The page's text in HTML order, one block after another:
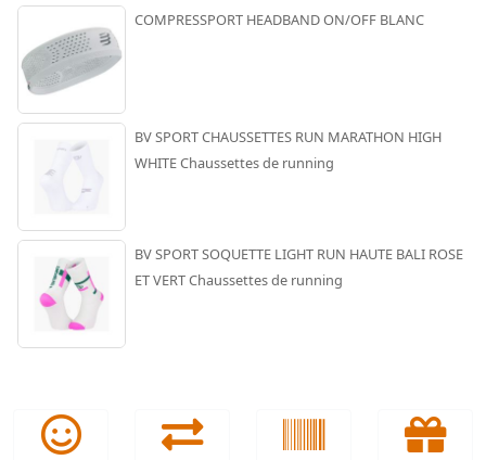
COMPRESSPORT HEADBAND ON/OFF BLANC
BV SPORT CHAUSSETTES RUN MARATHON HIGH
WHITE Chaussettes de running
BV SPORT SOQUETTE LIGHT RUN HAUTE BALI ROSE
ET VERT Chaussettes de running